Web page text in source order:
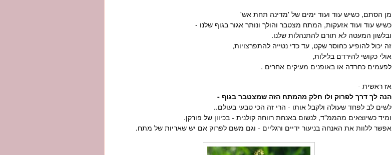
מן הסתם, כשיש עוד ועוד ימים של 'מדינה תחת אש'
כשיש עוד ועוד אזעקות, המתח מצטבר והולך ונותר אגור בגוף שלנו -
ובלשון המעטה לא תורם להתנהלות שלנו.
זה יכול להופיע כחוסר שקט, עד כדי נטייה להתפרצויות,
אולי כקושי להירדם בלילות,
לפעמים כחרדה או באופנים מעיקים אחרים .
אז ראשית -
הנה לך דרך לפרוק ולו חלק מהמתח הזה שמצטבר בגוף -
לשים לב לפחד שעולה ולקבל אותו - הרי זה הכי טבעי בעולם..
ומיד כשיוצאים מהממ"ד, לנשום באנחת רווחה קולנית - בכיוון של פורקן.
אפשר ללוות את האנחה בניעור ידיים ורגליים - וגם משם לפרוק אם יש שאריות של מתח.